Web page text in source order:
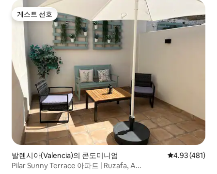
게스트 선호
게스트 선호
발렌시아(Valencia)의 콘도미니엄 평점 4.93점(5
4.93 (481)
Pilar Sunny Terrace 아파트 | Ruzafa, A...